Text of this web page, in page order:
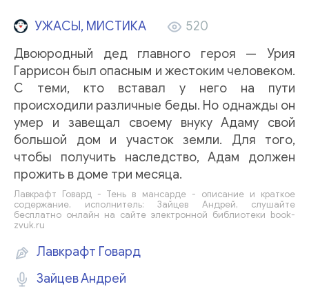
УЖАСЫ, МИСТИКА
520
Двоюродный дед главного героя — Урия
Гаррисон был опасным и жестоким человеком.
С теми, кто вставал у него на пути
происходили различные беды. Но однажды он
умер и завещал своему внуку Адаму свой
большой дом и участок земли. Для того,
чтобы получить наследство, Адам должен
прожить в доме три месяца.
Лавкрафт Говард - Тень в мансарде - описание и краткое
содержание, исполнитель: Зайцев Андрей, слушайте
бесплатно онлайн на сайте электронной библиотеки book-
zvuk.ru
Лавкрафт Говард
Зайцев Андрей